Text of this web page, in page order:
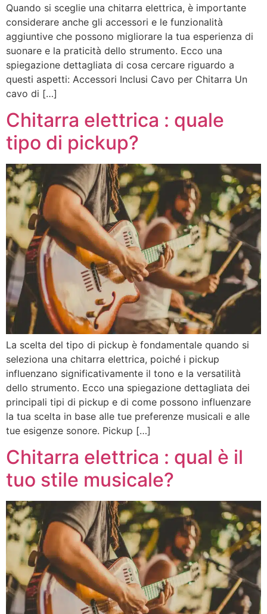
Quando si sceglie una chitarra elettrica, è importante
considerare anche gli accessori e le funzionalità
aggiuntive che possono migliorare la tua esperienza di
suonare e la praticità dello strumento. Ecco una
spiegazione dettagliata di cosa cercare riguardo a
questi aspetti: Accessori Inclusi Cavo per Chitarra Un
cavo di […]
Chitarra elettrica : quale
tipo di pickup?
La scelta del tipo di pickup è fondamentale quando si
seleziona una chitarra elettrica, poiché i pickup
influenzano significativamente il tono e la versatilità
dello strumento. Ecco una spiegazione dettagliata dei
principali tipi di pickup e di come possono influenzare
la tua scelta in base alle tue preferenze musicali e alle
tue esigenze sonore. Pickup […]
Chitarra elettrica : qual è il
tuo stile musicale?